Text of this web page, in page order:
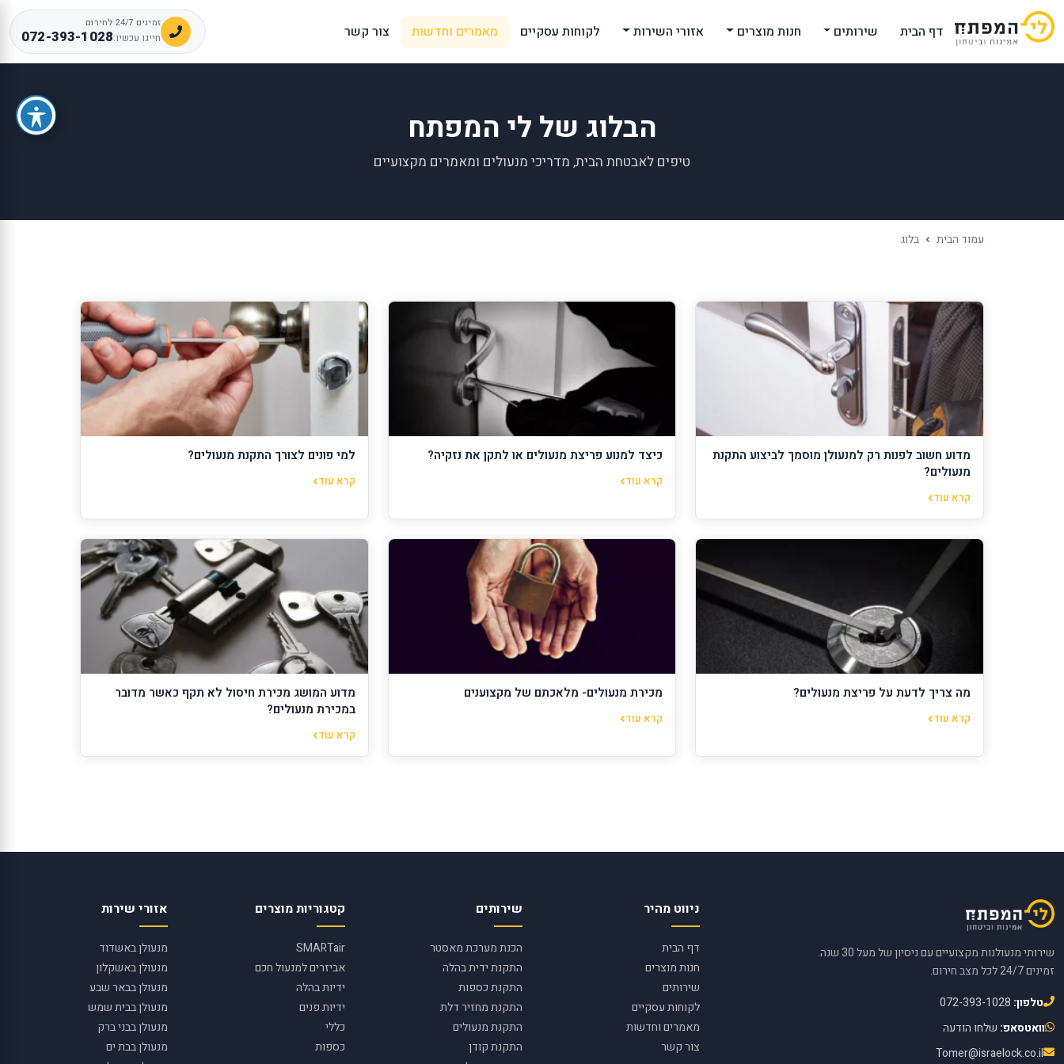
דף הבית שירותים חנות מוצרים אזורי השירות לקוחות עסקיים מאמרים וחדשות צור קשר זמינים 24/7 לחירום
חייגו עכשיו:072-393-1028
הבלוג של לי המפתח
טיפים לאבטחת הבית, מדריכי מנעולים ומאמרים מקצועיים
עמוד הבית בלוג
מדוע חשוב לפנות רק למנעולן מוסמך לביצוע התקנת
מנעולים?
קרא עוד
כיצד למנוע פריצת מנעולים או לתקן את נזקיה?
קרא עוד
למי פונים לצורך התקנת מנעולים?
קרא עוד
מה צריך לדעת על פריצת מנעולים?
קרא עוד
מכירת מנעולים- מלאכתם של מקצוענים
קרא עוד
מדוע המושג מכירת חיסול לא תקף כאשר מדובר
במכירת מנעולים?
קרא עוד
שירותי מנעולנות מקצועיים עם ניסיון של מעל 30 שנה.
זמינים 24/7 לכל מצב חירום.
טלפון: 072-393-1028
וואטסאפ: שלחו הודעה
Tomer@israelock.co.il
ניווט מהיר
דף הבית
חנות מוצרים
שירותים
לקוחות עסקיים
מאמרים וחדשות
צור קשר
שירותים
הכנת מערכת מאסטר
התקנת ידית בהלה
התקנת כספות
התקנת מחזיר דלת
התקנת מנעולים
התקנת קודן
קטגוריות מוצרים
SMARTair
אביזרים למנעול חכם
ידיות בהלה
ידיות פנים
כללי
כספות
אזורי שירות
מנעולן באשדוד
מנעולן באשקלון
מנעולן בבאר שבע
מנעולן בבית שמש
מנעולן בבני ברק
מנעולן בבת ים